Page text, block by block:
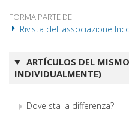
FORMA PARTE DE
Rivista dell'associazione
ARTÍCULOS DEL
INDIVIDUALMENTE)
Dove sta la differenza?